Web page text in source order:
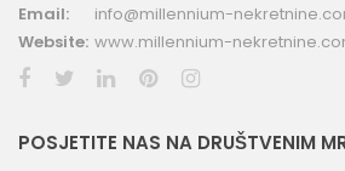
Email:
info@millennium-
Website: www.millennium-
POSJETITE NAS NA DRUŠTVENIM